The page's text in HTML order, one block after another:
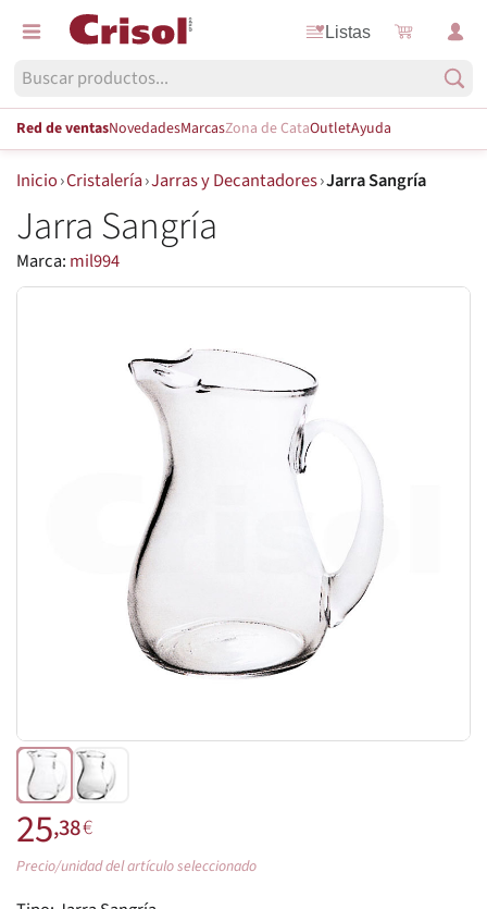
Listas
Red de ventasNovedadesMarcasZona de CataOutletAyuda
Inicio›Cristalería›Jarras y Decantadores›Jarra Sangría
Jarra Sangría
Marca: mil994
25,38€
Precio/unidad del artículo seleccionado